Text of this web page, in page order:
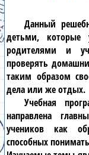
Данный
детьми, которые
родителями и
проверять
таким образом
дела или же отдых.
Учебная
направлена
учеников как
способных